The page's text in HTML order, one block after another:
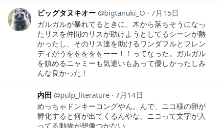
ビッグタヌキオー bigtanuki_O
7月15日
ガルガルが暴れてるときに、木から落ちそうになっ
たリスを仲間のリスが助けようとしてるシーンが熱
かったし、そのリス達を助けるワンダフルとフレン
ディがうをををををーー！！ってなった。ガルガル
を鎮めるニャミーも気遣いもあって優しかったしみ
んな良かった！
内田 pulp_literature 7月14日
めっちゃドンキーコングやん。んで、ニコ様の卵が
孵化すると何が出てくるんやな。ニコって文字が入
ってる動物が想像つかない